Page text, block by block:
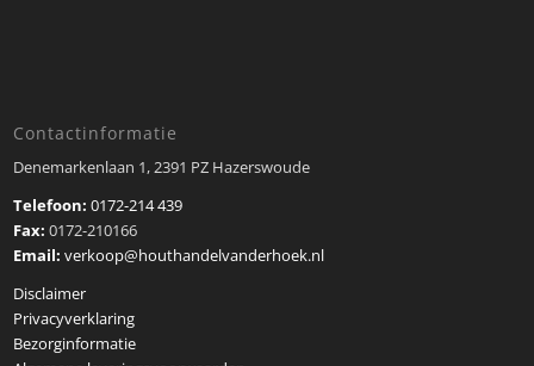
Contactinformatie
Denemarkenlaan 1, 2391 PZ Hazerswoude
Telefoon:0172-214 439
Fax:0172-210166
Email: verkoop@houthandelvanderhoek.nl
Disclaimer
Privacyverklaring
Bezorginformatie